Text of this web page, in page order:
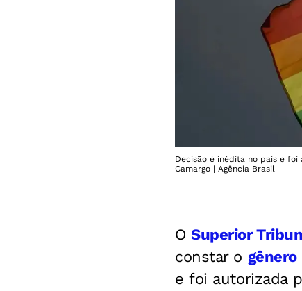
Decisão é inédita no país e
Camargo | Agência Brasil
OSuperior
constar o
e foi autorizada